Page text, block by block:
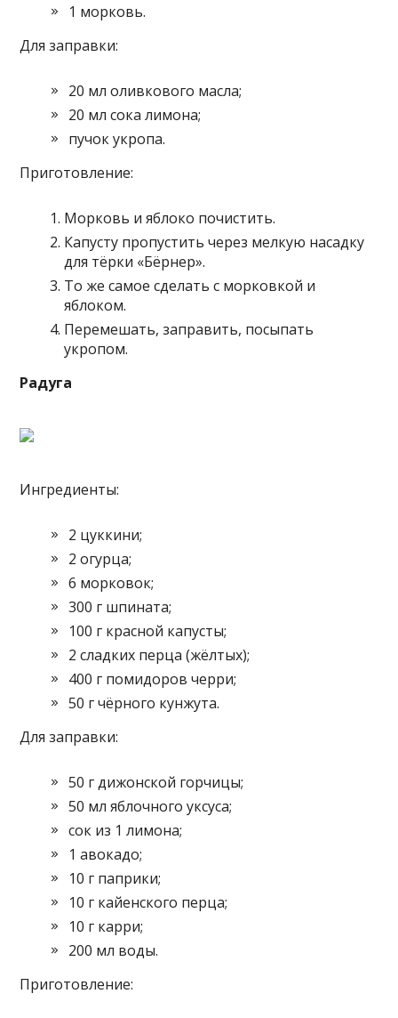
1 морковь.
Для заправки:
20 мл оливкового масла;
20 мл сока лимона;
пучок укропа.
Приготовление:
Морковь и яблоко почистить.
Капусту пропустить через мелкую насадку
для тёрки «Бёрнер».
То же самое сделать с морковкой и
яблоком.
Перемешать, заправить, посыпать
укропом.
Радуга
Ингредиенты:
2 цуккини;
2 огурца;
6 морковок;
300 г шпината;
100 г красной капусты;
2 сладких перца (жёлтых);
400 г помидоров черри;
50 г чёрного кунжута.
Для заправки:
50 г дижонской горчицы;
50 мл яблочного уксуса;
сок из 1 лимона;
1 авокадо;
10 г паприки;
10 г кайенского перца;
10 г карри;
200 мл воды.
Приготовление: